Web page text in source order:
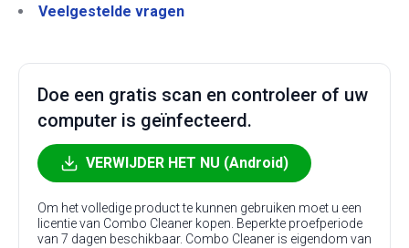
Veelgestelde vragen
Doe een gratis scan en controleer of uw
computer is geïnfecteerd.
VERWIJDER HET NU (Android)
Om het volledige product te kunnen gebruiken moet u een
licentie van Combo Cleaner kopen. Beperkte proefperiode
van 7 dagen beschikbaar. Combo Cleaner is eigendom van